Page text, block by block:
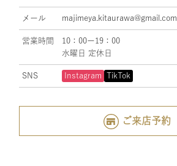
メール majimeya.kitaurawa@gmail.com
営業時間
10：00ー19：00
水曜日 定休日
SNS Instagram TikTok
ご来店予約